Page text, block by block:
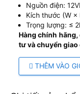
Nguồn điện:
Kích thước (W
Trọng lượng: ≤
Hàng chính
tư và chuyển giao
THÊM VÀO